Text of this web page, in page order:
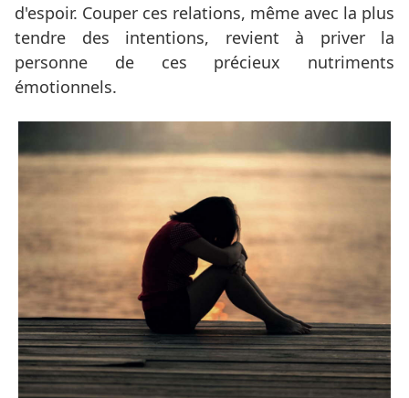
d'espoir. Couper ces relations, même avec la plus
tendre des intentions, revient à priver la
personne de ces précieux nutriments
émotionnels.